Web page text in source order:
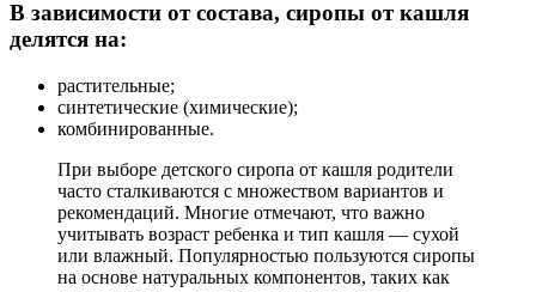
В зависимости от состава, сиропы от кашля
делятся на:
растительные;
синтетические (химические);
комбинированные.
При выборе детского сиропа от кашля родители
часто сталкиваются с множеством вариантов и
рекомендаций. Многие отмечают, что важно
учитывать возраст ребенка и тип кашля — сухой
или влажный. Популярностью пользуются сиропы
на основе натуральных компонентов, таких как